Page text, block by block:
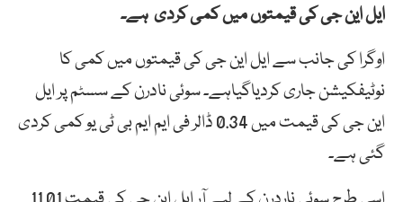
ایل این جی کی قیمتوں میں کمی کردی ہے۔
اوگرا کی جانب سے ایل این جی کی قیمتوں میں کمی کا
نوٹیفکیشن جاری کردیاگیاہے۔ سوئی نادرن کے سسٹم پر ایل
این جی کی قیمت میں 0.34 ڈالر فی ایم ایم بی ٹی یو کمی کردی
گئی ہے۔